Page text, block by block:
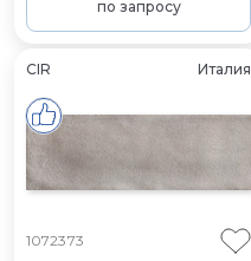
по запросу
CIR Италия
1072373